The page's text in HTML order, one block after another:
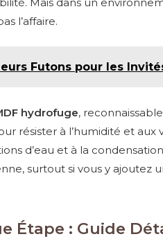
l’affaire.
Futons pour les
hydrofuge,
résister à l’humidité et
d’eau et à la
surtout si vous y ajoutez
Étape : Guide